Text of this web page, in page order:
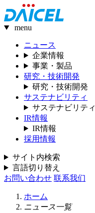
menu
ニュース
企業情報
事業・製品
研究・技術開発
研究・技術開発
サステナビリティ
サステナビリティ
IR情報
IR情報
採用情報
サイト内検索
言語切り替え
お問い合わせ 联系我们
ホーム
ニュース一覧